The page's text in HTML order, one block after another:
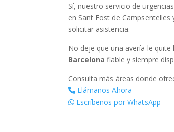
Sí, nuestro servicio de
en Sant Fost de
solicitar asistencia.
No deje que una avería le quite
Barcelona fiable y siempre
Consulta más áreas donde
Llámanos Ahora
Escríbenos por WhatsApp